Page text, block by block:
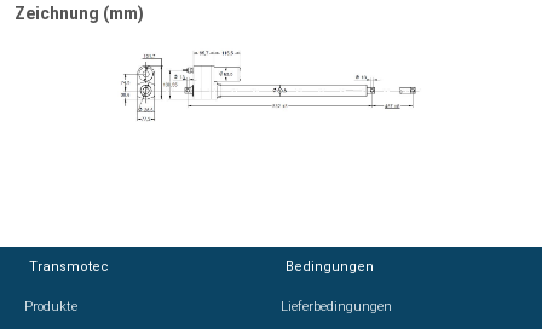
Zeichnung (mm)
Transmotec
Produkte
Bedingungen
Lieferbedingungen
Transmotec
Produkte
Bedingungen
Lieferbedingungen